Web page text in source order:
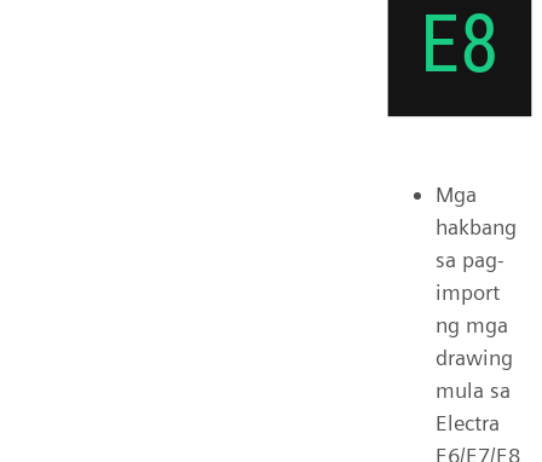
Mga
hakbang
sa pag-
import
ng mga
drawing
mula sa
Electra
E6/E7/E8